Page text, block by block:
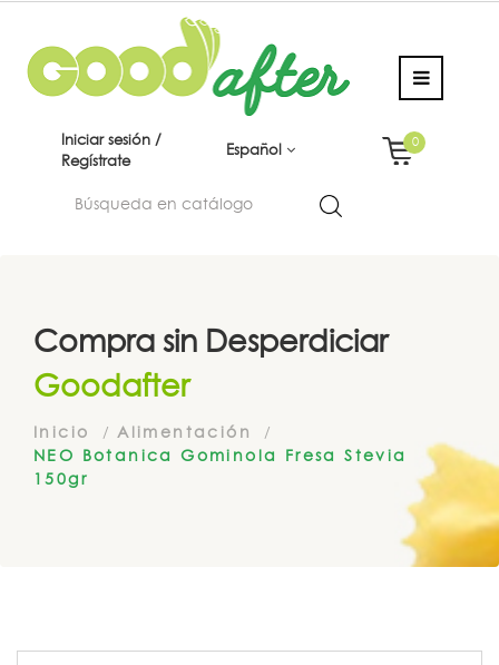
Iniciar sesión /
Regístrate
Español
0
Compra sin Desperdiciar
Goodafter
Inicio
Alimentación
NEO Botanica Gominola Fresa Stevia
150gr